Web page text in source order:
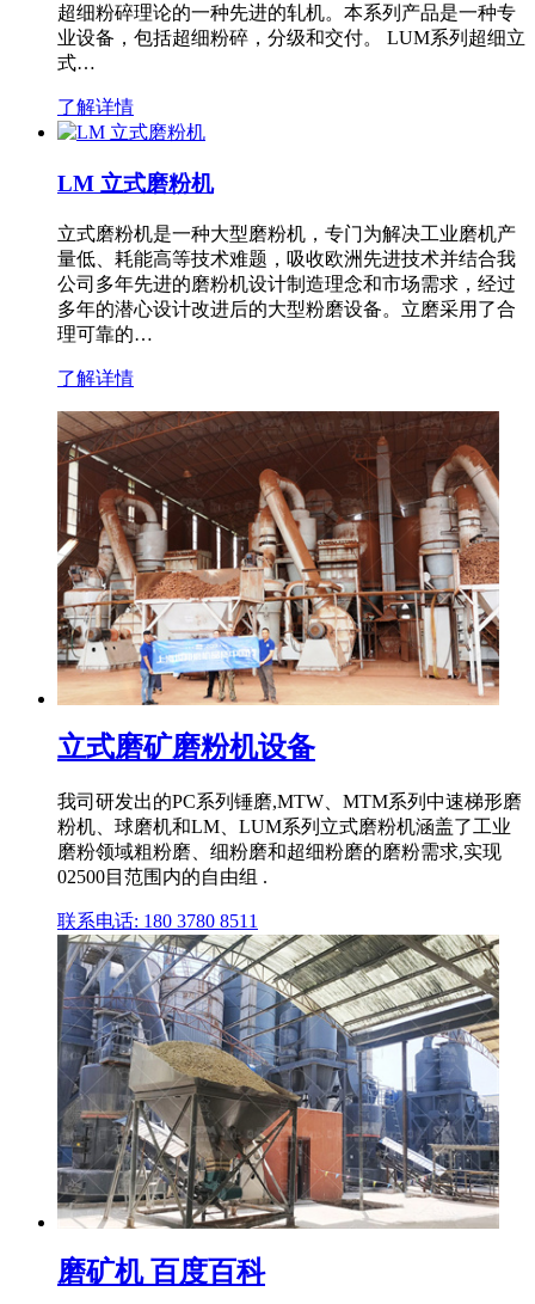
超细粉碎理论的一种先进的轧机。本系列产品是一种专
业设备，包括超细粉碎，分级和交付。 LUM系列超细立
式…
了解详情
LM 立式磨粉机
立式磨粉机是一种大型磨粉机，专门为解决工业磨机产
量低、耗能高等技术难题，吸收欧洲先进技术并结合我
公司多年先进的磨粉机设计制造理念和市场需求，经过
多年的潜心设计改进后的大型粉磨设备。立磨采用了合
理可靠的…
了解详情
立式磨矿磨粉机设备
我司研发出的PC系列锤磨,MTW、MTM系列中速梯形磨
粉机、球磨机和LM、LUM系列立式磨粉机涵盖了工业
磨粉领域粗粉磨、细粉磨和超细粉磨的磨粉需求,实现
02500目范围内的自由组 .
联系电话: 180 3780 8511
磨矿机 百度百科